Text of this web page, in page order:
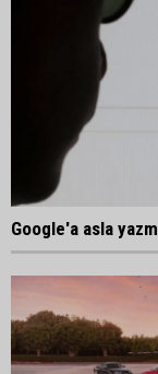
Google'a asla